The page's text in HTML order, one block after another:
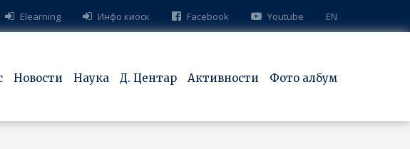
Elearning Инфо киоск Facebook Youtube EN
Новости Наука Д. Центар Активности Фото албум